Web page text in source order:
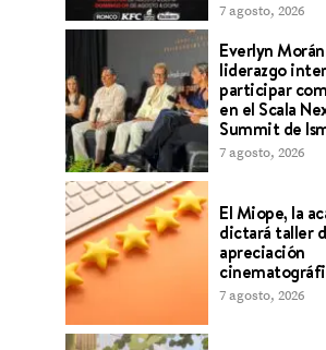
7 agosto, 2026
Everlyn
liderazgo
participar
en el Scala
Summit de
7 agosto, 2026
El Miope, la
dictará taller
apreciación
7 agosto, 2026